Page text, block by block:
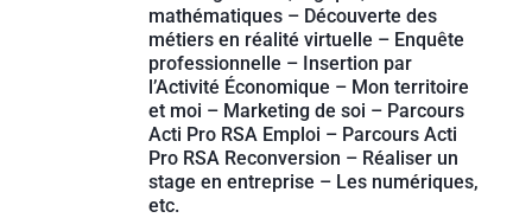
mathématiques – Découverte des
métiers en réalité virtuelle – Enquête
professionnelle – Insertion par
l’Activité Économique – Mon territoire
et moi – Marketing de soi – Parcours
Acti Pro RSA Emploi – Parcours Acti
Pro RSA Reconversion – Réaliser un
stage en entreprise – Les numériques,
etc.